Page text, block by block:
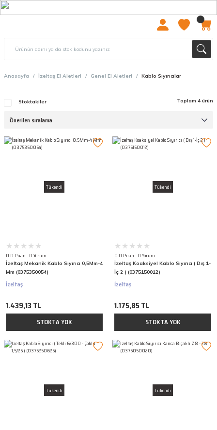
Anasayfa İzeltaş El Aletleri Genel El Aletleri Kablo Sıyırıcılar
Stoktakiler Toplam 4 ürün
Tükendi
0.0 Puan - 0 Yorum
İzeltaş Mekanik Kablo Sıyırıcı 0,5Mm-4
Mm (0375350054)
İzeltaş
1.439,13 TL
STOKTA YOK
Tükendi
0.0 Puan - 0 Yorum
İzeltaş Koaksiyel Kablo Sıyırıcı ( Dış 1-
İç 2 ) (0375150012)
İzeltaş
1.175,85 TL
STOKTA YOK
Tükendi Tükendi